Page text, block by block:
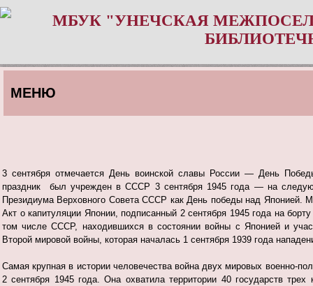
МБУК "УНЕЧСКАЯ
МЕНЮ
3 сентября отмечается День воинской славы России — День
праздник был учрежден в СССР 3 сентября 1945 года — на
Президиума Верховного Совета СССР как День победы над Японией.
Акт о капитуляции Японии, подписанный 2 сентября 1945 года на
том числе СССР, находившихся в состоянии войны с Японией и
Второй мировой войны, которая началась 1 сентября 1939 года
Самая крупная в истории человечества война двух мировых военно-
2 сентября 1945 года. Она охватила территории 40 государств